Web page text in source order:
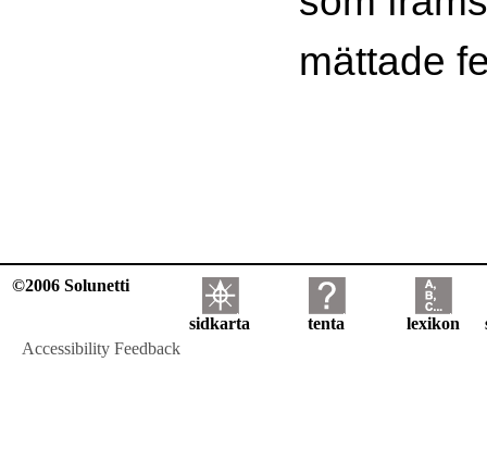
mättade
©2006 Solunetti
sidkarta tenta lexikon
Accessibility Feedback